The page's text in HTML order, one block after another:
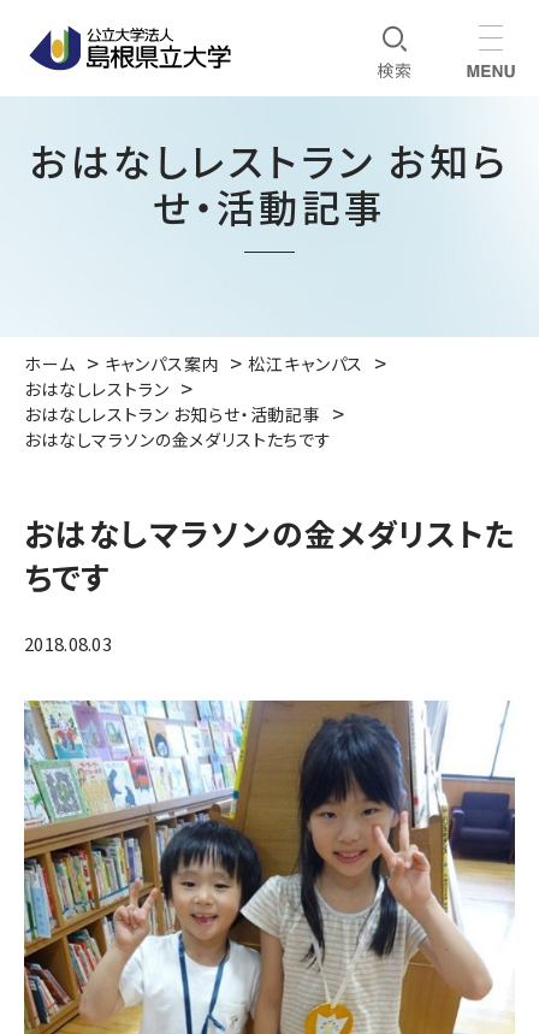
おはなしレストラン お知ら
せ・活動記事
ホーム キャンパス案内
松江キャンパス
おはなしレストラン
おはなしレストラン お知らせ・活動記事
おはなしマラソンの金メダリストたちです
おはなしマラソンの金メダリストた
ちです
2018.08.03